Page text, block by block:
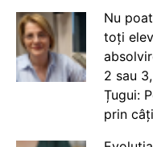
Nu
toți
2 sau
Țugui:
prin